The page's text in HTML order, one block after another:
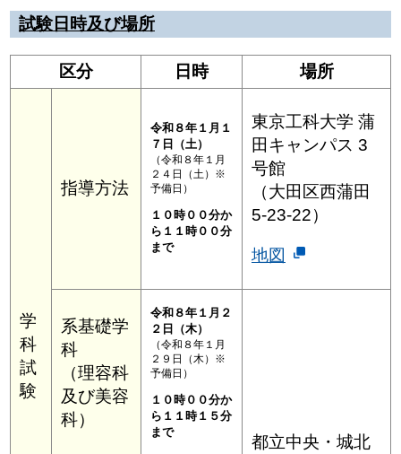
試験日時及び場所
区分 日時 場所
学
科
試
験
指導方法
令和８年１月１
７日（土）
（令和８年１月
２４日（土）※
予備日）
１０時００分か
ら１１時００分
まで
東京工科大学 蒲
田キャンパス 3
号館
（大田区西蒲田
5-23-22）
地図
系基礎学
科
（理容科
及び美容
科）
令和８年１月２
２日（木）
（令和８年１月
２９日（木）※
予備日）
１０時００分か
ら１１時１５分
まで
都立中央・城北